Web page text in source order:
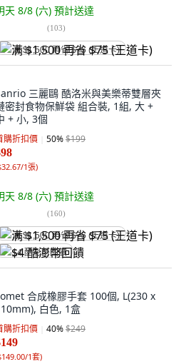
天 8/8 (六) 預計送達
(103)
满 $1,500 再省 $75 (王道卡)
三麗鷗 酷洛米與美樂蒂雙層夾
密封食物保鮮袋 組合裝, 1組, 大 +
+ 小, 3個
購折扣價 50%$199
1張)
天 8/8 (六) 預計送達
(160)
满 $1,500 再省 $75 (王道卡)
$4 酷澎幣回饋
合成橡膠手套 100個, L(230 x
白色, 1盒
購折扣價 40%$249
1套)